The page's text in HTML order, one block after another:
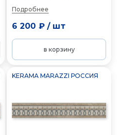
Подробнее
6 200 ₽/ шт
в корзину
KERAMA MARAZZI РОССИЯ